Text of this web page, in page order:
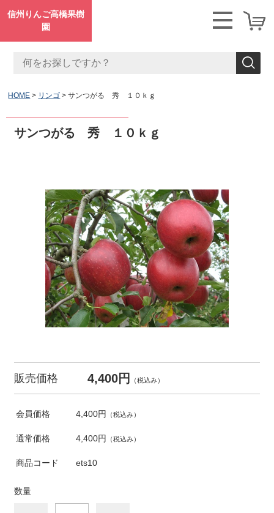
信州りんご高橋果樹
園
HOME リンゴ サンつがる 秀 １０ｋｇ
サンつがる 秀 １０ｋｇ
販売価格 4,400円 （税込み）
会員価格 4,400円 （税込み）
通常価格 4,400円 （税込み）
商品コード ets10
数量